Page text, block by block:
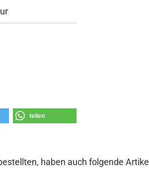
teilen
haben auch folgende Artikel